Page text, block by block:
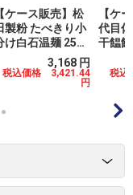
【ケース販売】松
製粉 たべきり小
け白石温麺 250
3,168 円
税込価格 3,421.44
円
【ケ
代目
干饂
税込